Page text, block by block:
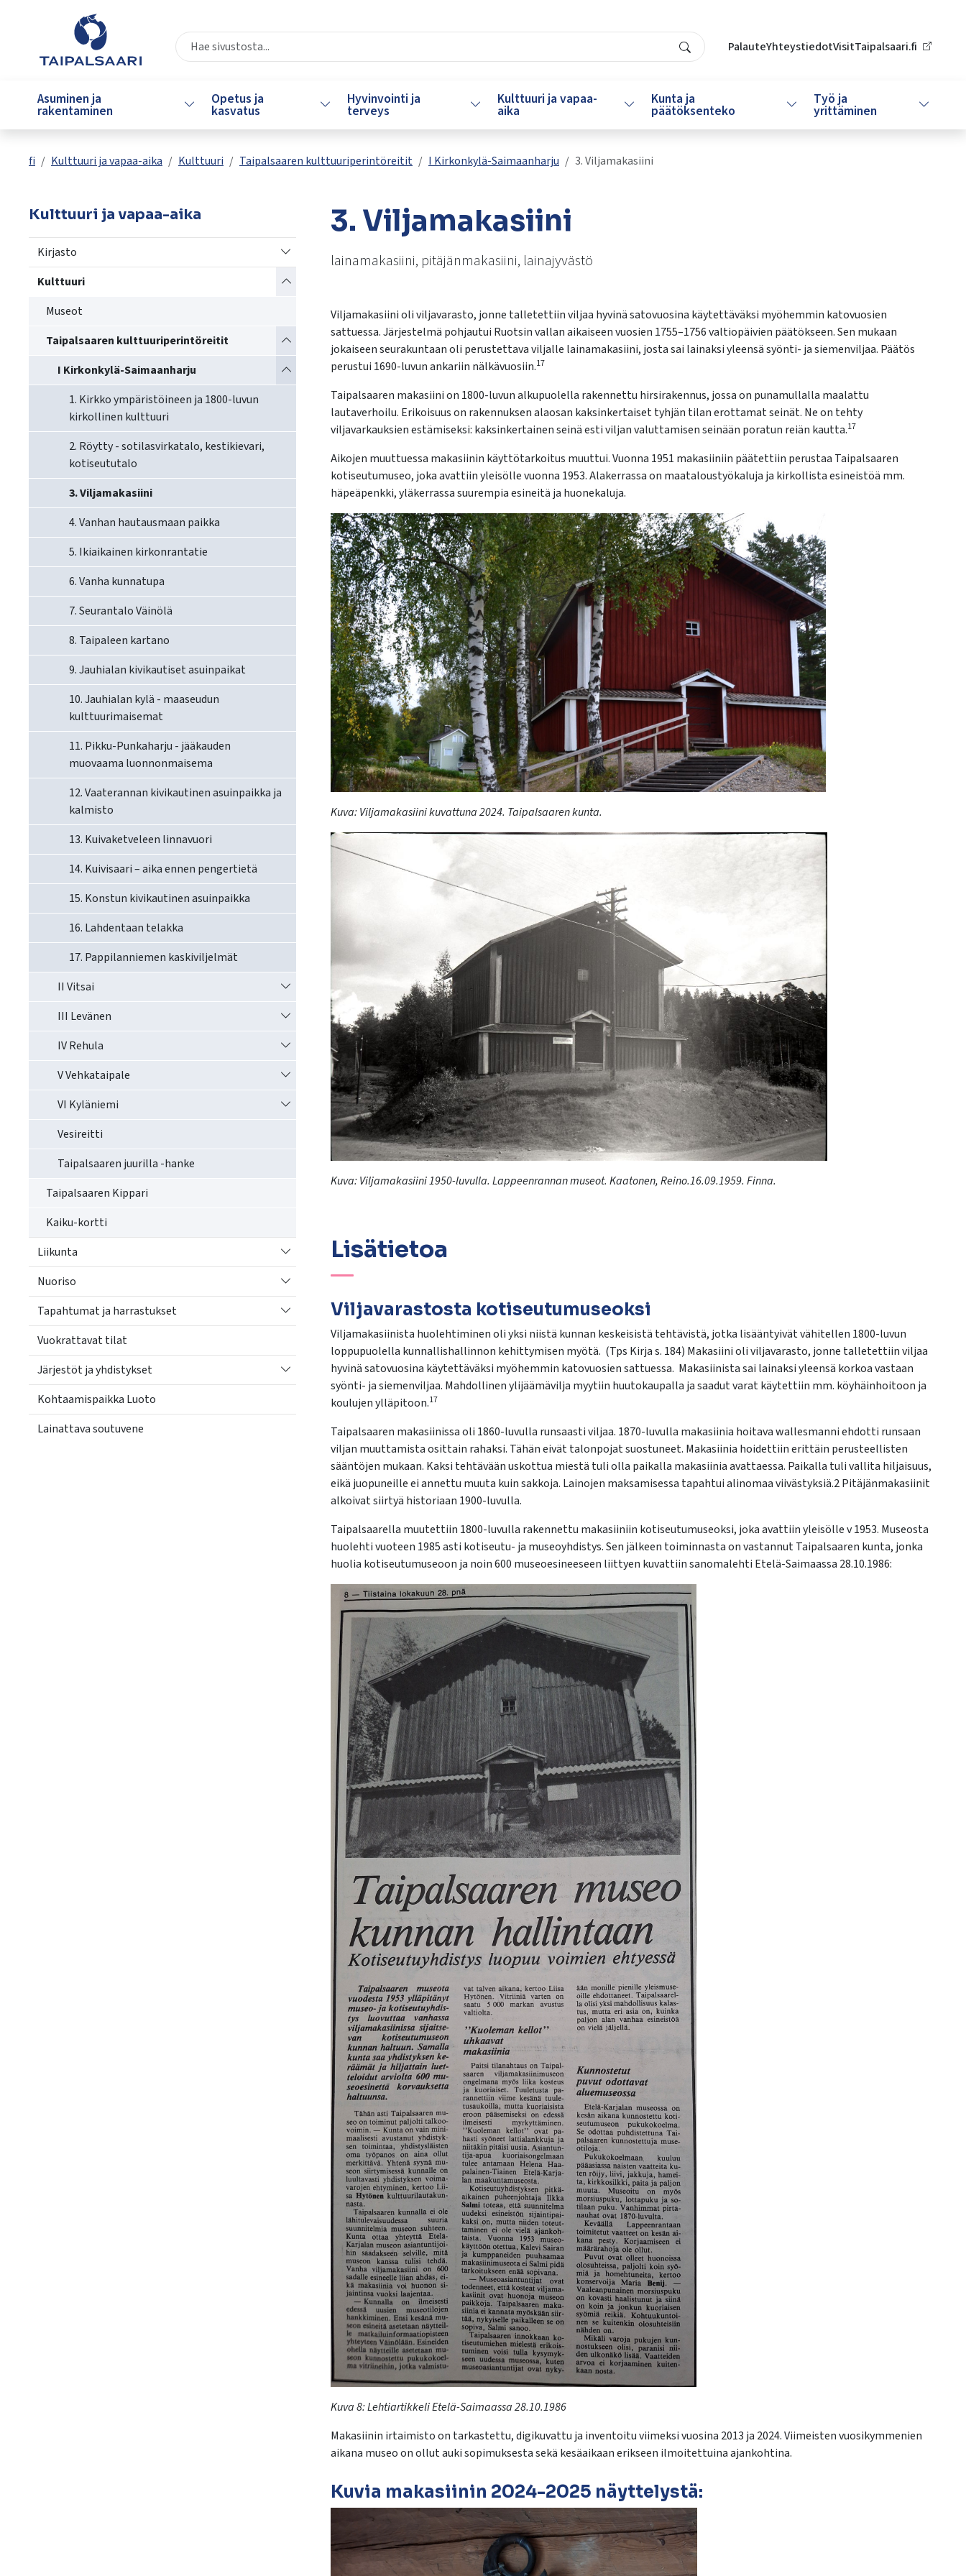
Siirry pääsisältöön
PalauteYhteystiedotVisitTaipalsaari.fi
Search
oleva
ja
valittuun
painamalla
kosketus-
pyyhkäisyliikkeitä.
Asuminen ja
rakentaminen Vaihda alasvetovalikkoa
Opetus ja
kasvatus Vaihda alasvetovalikkoa
Hyvinvointi ja
terveys Vaihda alasvetovalikkoa
Kulttuuri ja vapaa-
aika Vaihda alasvetovalikkoa
Kunta ja
päätöksenteko Vaihda alasvetovalikkoa
Työ ja
yrittäminen Vaihda
fi Kulttuuri ja vapaa-aika Kulttuuri Taipalsaaren kulttuuriperintöreitit I Kirkonkylä-Saimaanharju 3. Viljamakasiini
Kulttuuri ja vapaa-aika
Kirjasto
Vaihda alasvetovalikkoa
Kulttuuri
Vaihda alasvetovalikkoa
Museot
Taipalsaaren kulttuuriperintöreitit
Vaihda alasvetovalikkoa
I Kirkonkylä-Saimaanharju
Vaihda alasvetovalikkoa
1. Kirkko ympäristöineen ja 1800-luvun
kirkollinen kulttuuri
2. Röytty - sotilasvirkatalo, kestikievari,
kotiseututalo
3. Viljamakasiini
4. Vanhan hautausmaan paikka
5. Ikiaikainen kirkonrantatie
6. Vanha kunnatupa
7. Seurantalo Väinölä
8. Taipaleen kartano
9. Jauhialan kivikautiset asuinpaikat
10. Jauhialan kylä - maaseudun
kulttuurimaisemat
11. Pikku-Punkaharju - jääkauden
muovaama luonnonmaisema
12. Vaaterannan kivikautinen asuinpaikka ja
kalmisto
13. Kuivaketveleen linnavuori
14. Kuivisaari – aika ennen pengertietä
15. Konstun kivikautinen asuinpaikka
16. Lahdentaan telakka
17. Pappilanniemen kaskiviljelmät
II Vitsai
Vaihda alasvetovalikkoa
III Levänen
Vaihda alasvetovalikkoa
IV Rehula
Vaihda alasvetovalikkoa
V Vehkataipale
Vaihda alasvetovalikkoa
VI Kyläniemi
Vaihda alasvetovalikkoa
Vesireitti
Taipalsaaren juurilla -hanke
Taipalsaaren Kippari
Kaiku-kortti
Liikunta
Vaihda alasvetovalikkoa
Nuoriso
Vaihda alasvetovalikkoa
Tapahtumat ja harrastukset
Vaihda alasvetovalikkoa
Vuokrattavat tilat
Järjestöt ja yhdistykset
Vaihda alasvetovalikkoa
Kohtaamispaikka Luoto
Lainattava soutuvene
3. Viljamakasiini
lainamakasiini, pitäjänmakasiini, lainajyvästö
Viljamakasiini oli viljavarasto, jonne talletettiin viljaa hyvinä satovuosina käytettäväksi myöhemmin katovuosien
sattuessa. Järjestelmä pohjautui Ruotsin vallan aikaiseen vuosien 1755–1756 valtiopäivien päätökseen. Sen mukaan
jokaiseen seurakuntaan oli perustettava viljalle lainamakasiini, josta sai lainaksi yleensä syönti- ja siemenviljaa. Päätös
perustui 1690-luvun ankariin nälkävuosiin.17
Taipalsaaren makasiini on 1800-luvun alkupuolella rakennettu hirsirakennus, jossa on punamullalla maalattu
lautaverhoilu. Erikoisuus on rakennuksen alaosan kaksinkertaiset tyhjän tilan erottamat seinät. Ne on tehty
viljavarkauksien estämiseksi: kaksinkertainen seinä esti viljan valuttamisen seinään poratun reiän kautta.17
Aikojen muuttuessa makasiinin käyttötarkoitus muuttui. Vuonna 1951 makasiiniin päätettiin perustaa Taipalsaaren
kotiseutumuseo, joka avattiin yleisölle vuonna 1953. Alakerrassa on maataloustyökaluja ja kirkollista esineistöä mm.
häpeäpenkki, yläkerrassa suurempia esineitä ja huonekaluja.
Kuva:Viljamakasiini kuvattuna 2024. Taipalsaaren kunta.
Kuva: Viljamakasiini 1950-luvulla. Lappeenrannan museot. Kaatonen, Reino.16.09.1959. Finna.
Lisätietoa
Viljavarastosta kotiseutumuseoksi
Viljamakasiinista huolehtiminen oli yksi niistä kunnan keskeisistä tehtävistä, jotka lisääntyivät vähitellen 1800-luvun
loppupuolella kunnallishallinnon kehittymisen myötä. (Tps Kirja s. 184) Makasiini oli viljavarasto, jonne talletettiin viljaa
hyvinä satovuosina käytettäväksi myöhemmin katovuosien sattuessa. Makasiinista sai lainaksi yleensä korkoa vastaan
syönti- ja siemenviljaa. Mahdollinen ylijäämävilja myytiin huutokaupalla ja saadut varat käytettiin mm. köyhäinhoitoon ja
koulujen ylläpitoon.17
Taipalsaaren makasiinissa oli 1860-luvulla runsaasti viljaa. 1870-luvulla makasiinia hoitava wallesmanni ehdotti runsaan
viljan muuttamista osittain rahaksi. Tähän eivät talonpojat suostuneet. Makasiinia hoidettiin erittäin perusteellisten
sääntöjen mukaan. Kaksi tehtävään uskottua miestä tuli olla paikalla makasiinia avattaessa. Paikalla tuli vallita hiljaisuus,
eikä juopuneille ei annettu muuta kuin sakkoja. Lainojen maksamisessa tapahtui alinomaa viivästyksiä.2 Pitäjänmakasiinit
alkoivat siirtyä historiaan 1900-luvulla.
Taipalsaarella muutettiin 1800-luvulla rakennettu makasiiniin kotiseutumuseoksi, joka avattiin yleisölle v 1953. Museosta
huolehti vuoteen 1985 asti kotiseutu- ja museoyhdistys. Sen jälkeen toiminnasta on vastannut Taipalsaaren kunta, jonka
huolia kotiseutumuseoon ja noin 600 museoesineeseen liittyen kuvattiin sanomalehti Etelä-Saimaassa 28.10.1986:
Kuva 8: LehtiartikkeliEtelä-Saimaassa28.10.1986
Makasiinin irtaimisto on tarkastettu, digikuvattu ja inventoituviimeksivuosina 2013 ja 2024. Viimeisten vuosikymmenien
aikana museo on ollut auki sopimuksestasekä kesäaikaan erikseen ilmoitettuina ajankohtina.
Kuvia makasiinin 2024-2025 näyttelystä: